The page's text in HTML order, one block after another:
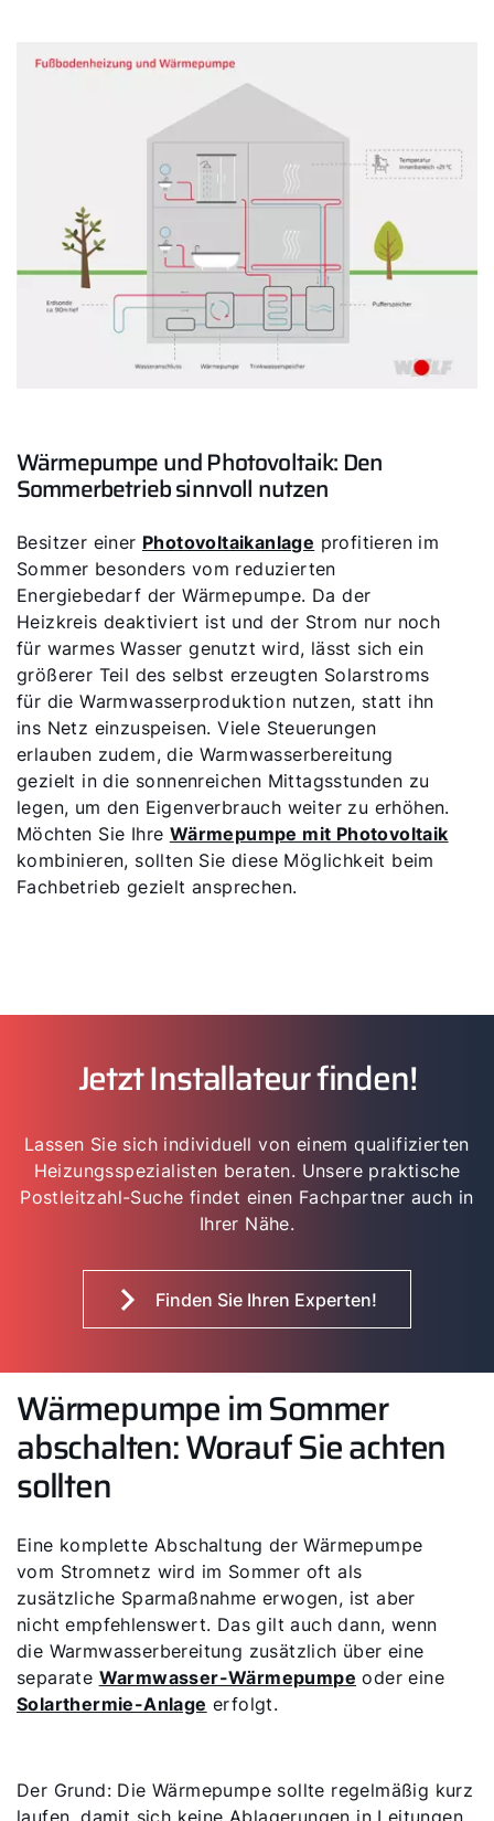
Wärmepumpe und Photovoltaik: Den
Sommerbetrieb sinnvoll nutzen
Besitzer einer Photovoltaikanlage profitieren im
Sommer besonders vom reduzierten
Energiebedarf der Wärmepumpe. Da der
Heizkreis deaktiviert ist und der Strom nur noch
für warmes Wasser genutzt wird, lässt sich ein
größerer Teil des selbst erzeugten Solarstroms
für die Warmwasserproduktion nutzen, statt ihn
ins Netz einzuspeisen. Viele Steuerungen
erlauben zudem, die Warmwasserbereitung
gezielt in die sonnenreichen Mittagsstunden zu
legen, um den Eigenverbrauch weiter zu erhöhen.
Möchten Sie Ihre Wärmepumpe mit Photovoltaik
kombinieren, sollten Sie diese Möglichkeit beim
Fachbetrieb gezielt ansprechen.
Jetzt Installateur finden!
Lassen Sie sich individuell von einem qualifizierten
Heizungsspezialisten beraten. Unsere praktische
Postleitzahl-Suche findet einen Fachpartner auch in
Ihrer Nähe.
Finden Sie Ihren Experten!
Wärmepumpe im Sommer
abschalten: Worauf Sie achten
sollten
Eine komplette Abschaltung der Wärmepumpe
vom Stromnetz wird im Sommer oft als
zusätzliche Sparmaßnahme erwogen, ist aber
nicht empfehlenswert. Das gilt auch dann, wenn
die Warmwasserbereitung zusätzlich über eine
separate Warmwasser-Wärmepumpe oder eine
Solarthermie-Anlage erfolgt.
Der Grund: Die Wärmepumpe sollte regelmäßig kurz
laufen, damit sich keine Ablagerungen in Leitungen
Karriere
Privatkunden-Downloads